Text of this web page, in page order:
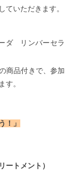
ていただきます。
ダ リンバーセラ
品付きで、参加
す。
！」
ートメント）